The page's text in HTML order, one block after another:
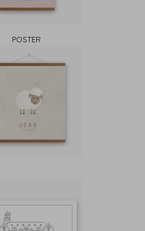
POSTER